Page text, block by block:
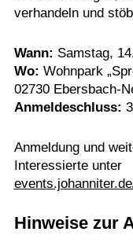
verhandeln und
Wann: Samstag,
Wo: Wohnpark
02730 Ebersbach-
Anmeldeschluss:
Anmeldung und
Interessierte unter
Hinweise zur